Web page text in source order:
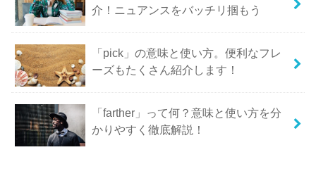
介！ニュアンスをバッチリ掴もう
「pick」の意味と使い方。便利なフレ
ーズもたくさん紹介します！
「farther」って何？意味と使い方を分
かりやすく徹底解説！